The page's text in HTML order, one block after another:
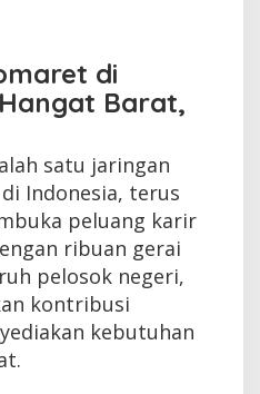
di
Barat,
satu jaringan
Indonesia, terus
peluang karir
ribuan gerai
pelosok negeri,
kontribusi
kebutuhan